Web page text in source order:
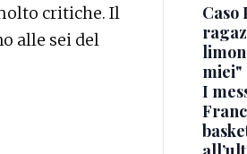
critiche. Il
alle sei del
Caso
miei"
I